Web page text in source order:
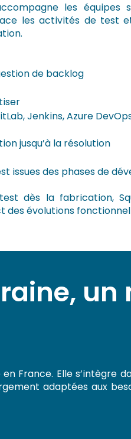
les équipes
les activités de test
de backlog
Jenkins, Azure
jusqu’à la résolution
issues des phases de
dès la fabrication,
des évolutions
un
France. Elle s’intègre
adaptées aux